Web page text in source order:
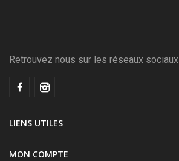
Retrouvez nous sur les réseaux sociaux
LIENS UTILES
MON COMPTE